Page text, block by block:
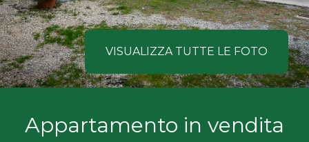
VISUALIZZA TUTTE LE FOTO
Appartamento in vendita
COSA
CERCANO
NOSTRI
Comune
Tipologia
-